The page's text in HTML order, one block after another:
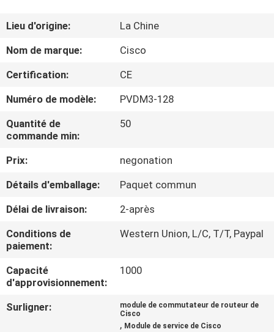
VIDÉOS
PROPOS
DE
NOUS
VISITE
DE
L'USINE
CONTRÔLE
DE
LA
QUALITÉ
Lieu d'origine:
La Chine
Nom de marque:
Cisco
Certification:
CE
Numéro de modèle:
PVDM3-128
Quantité de
commande min:
50
Prix:
negonation
Détails d'emballage:
Paquet commun
Délai de livraison:
2-après
Conditions de
paiement:
Western Union, L/C, T/T, Paypal
Capacité
d'approvisionnement:
1000
Surligner:
module de commutateur de routeur de
Cisco
, Module de service de Cisco